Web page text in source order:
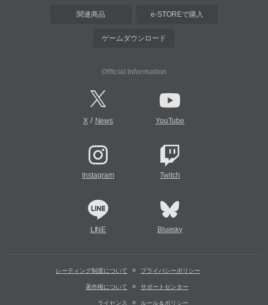
関連商品 e-STOREで購入
ゲームダウンロード
Official Information
X/ News YouTube
Instagram Twitch
LINE Bluesky
レーティング制度について プライバシーポリシー
著作権について サポートセンター
ライセンス ルール＆ポリシー